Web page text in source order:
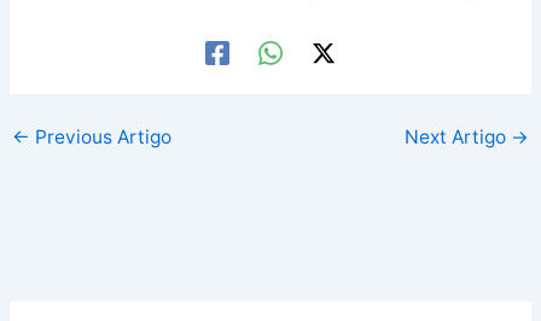
← Previous Artigo Next Artigo →